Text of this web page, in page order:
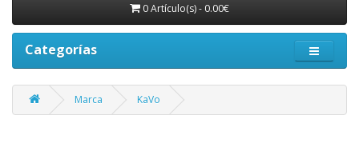
0 Artículo(s) - 0.00€
Categorías
Marca KaVo